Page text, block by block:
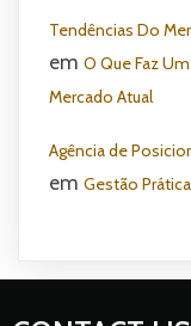
Tendências Do
em O Que Faz
Mercado Atual
Agência de
em Gestão